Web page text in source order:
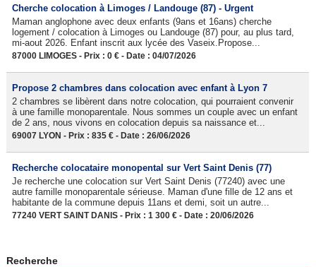
Cherche colocation à Limoges / Landouge (87) - Urgent
Maman anglophone avec deux enfants (9ans et 16ans) cherche
logement / colocation à Limoges ou Landouge (87) pour, au plus tard,
mi-aout 2026. Enfant inscrit aux lycée des Vaseix.Propose...
87000 LIMOGES - Prix : 0 € - Date : 04/07/2026
Propose 2 chambres dans colocation avec enfant à Lyon 7
2 chambres se libèrent dans notre colocation, qui pourraient convenir
à une famille monoparentale. Nous sommes un couple avec un enfant
de 2 ans, nous vivons en colocation depuis sa naissance et...
69007 LYON - Prix : 835 € - Date : 26/06/2026
Recherche colocataire monopental sur Vert Saint Denis (77)
Je recherche une colocation sur Vert Saint Denis (77240) avec une
autre famille monoparentale sérieuse. Maman d'une fille de 12 ans et
habitante de la commune depuis 11ans et demi, soit un autre...
77240 VERT SAINT DANIS - Prix : 1 300 € - Date : 20/06/2026
Recherche